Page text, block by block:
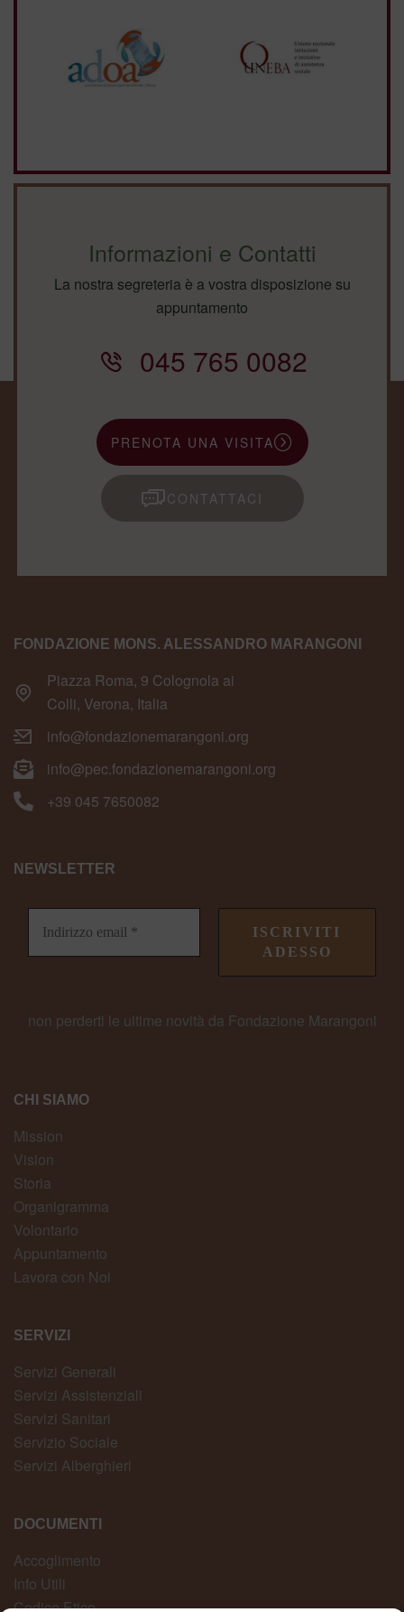
Informazioni e Contatti
La nostra segreteria è a vostra disposizione su
appuntamento
045 765 0082
PRENOTA UNA VISITA
CONTATTACI
FONDAZIONE MONS. ALESSANDRO MARANGONI
Piazza Roma, 9 Colognola ai
Colli, Verona, Italia
info@fondazionemarangoni.org
info@pec.fondazionemarangoni.org
+39 045 7650082
CHI SIAMO
Mission
Vision
Storia
Organigramma
Volontario
Appuntamento
Lavora con Noi
SERVIZI
Servizi Generali
Servizi Assistenziali
Servizi Sanitari
Servizio Sociale
Servizi Alberghieri
DOCUMENTI
Accoglimento
Info Utili
Codice Etico
NEWSLETTER
non perderti le ultime novità da Fondazione Marangoni